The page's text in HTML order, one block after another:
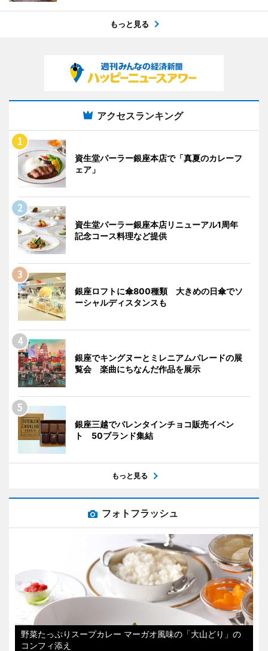
もっと見る
アクセスランキング
資生堂パーラー銀座本店で「真夏のカレーフ
ェア」
資生堂パーラー銀座本店リニューアル1周年
記念コース料理など提供
銀座ロフトに傘800種類 大きめの日傘でソ
ーシャルディスタンスも
銀座でキングヌーとミレニアムパレードの展
覧会 楽曲にちなんだ作品を展示
銀座三越でバレンタインチョコ販売イベン
ト 50ブランド集結
もっと見る
フォトフラッシュ
野菜たっぷりスープカレー マーガオ風味の「大山どり」の
コンフィ添え